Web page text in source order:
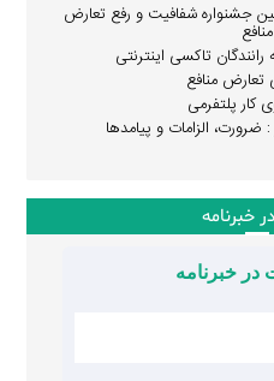
جشنواره شفافیت و رفع تعارض
منافع
رانندگان تاکسی اینترنتی
منافع
کار پلتفرمی
الزامات و پیامدها
خبرنامه
خبرنامه